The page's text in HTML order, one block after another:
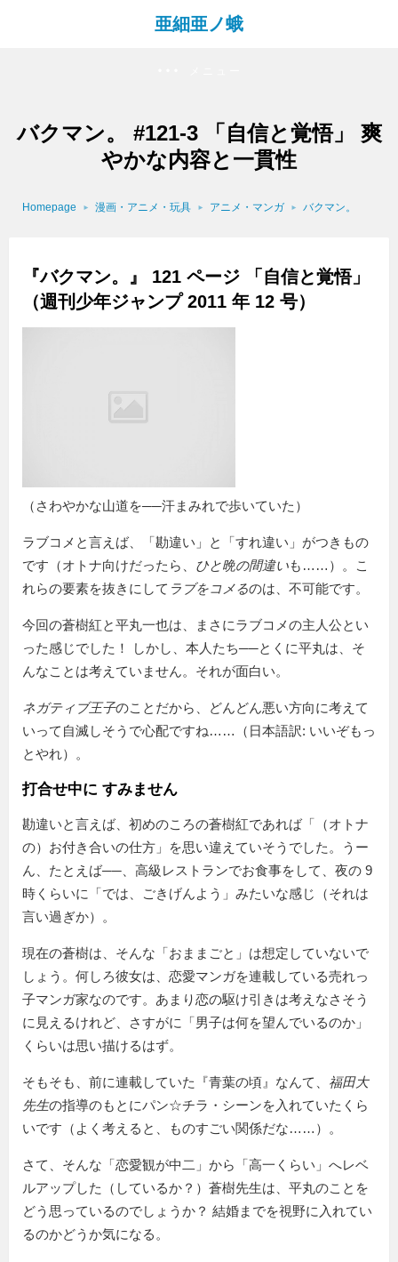
亜細亜ノ蛾
バクマン。 #121-3 「自信と覚悟」 爽
やかな内容と一貫性
Homepage 漫画・アニメ・玩具 アニメ・マンガ バクマン。
『バクマン。』 121 ページ 「自信と覚悟」
（週刊少年ジャンプ 2011 年 12 号）
（さわやかな山道を──汗まみれで歩いていた）
ラブコメと言えば、「勘違い」と「すれ違い」がつきもの
です（オトナ向けだったら、 ひと晩の間違いも……）。こ
れらの要素を抜きにして ラブをコメるのは、不可能です。
今回の蒼樹紅と平丸一也は、まさにラブコメの主人公とい
った感じでした！ しかし、本人たち──とくに平丸は、そ
んなことは考えていません。それが面白い。
ネガティブ王子のことだから、どんどん悪い方向に考えて
いって自滅しそうで心配ですね……（日本語訳: いいぞもっ
とやれ）。
打合せ中に すみません
勘違いと言えば、初めのころの蒼樹紅であれば「（オトナ
の）お付き合いの仕方」を思い違えていそうでした。うー
ん、たとえば──、高級レストランでお食事をして、夜の 9
時くらいに「では、ごきげんよう」みたいな感じ（それは
言い過ぎか）。
現在の蒼樹は、そんな「おままごと」は想定していないで
しょう。何しろ彼女は、恋愛マンガを連載している売れっ
子マンガ家なのです。あまり恋の駆け引きは考えなさそう
に見えるけれど、さすがに「男子は何を望んでいるのか」
くらいは思い描けるはず。
そもそも、前に連載していた『青葉の頃』なんて、 福田大
先生の指導のもとにパン☆チラ・シーンを入れていたくら
いです（よく考えると、ものすごい関係だな……）。
さて、そんな「恋愛観が中二」から「高一くらい」へレベ
ルアップした（しているか？）蒼樹先生は、平丸のことを
どう思っているのでしょうか？ 結婚までを視野に入れてい
るのかどうか気になる。